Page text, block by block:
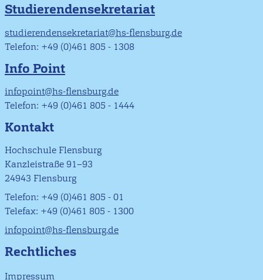
Studierendensekretariat
studierendensekretariat@hs-flensburg.de
Telefon: +49 (0)461 805 - 1308
Info Point
infopoint@hs-flensburg.de
Telefon: +49 (0)461 805 - 1444
Kontakt
Hochschule Flensburg
Kanzleistraße 91–93
24943 Flensburg
Telefon: +49 (0)461 805 - 01
Telefax: +49 (0)461 805 - 1300
infopoint@hs-flensburg.de
Rechtliches
Impressum